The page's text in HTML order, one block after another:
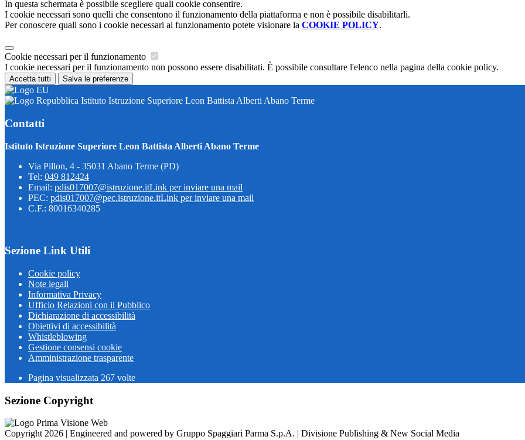
In questa schermata è possibile scegliere quali cookie consentire.
I cookie necessari sono quelli che consentono il funzionamento della piattaforma e non è possibile disabilitarli.
Per conoscere quali sono i cookie necessari al funzionamento potete visionare la COOKIE POLICY.
Cookie necessari per il funzionamento
I cookie necessari per il funzionamento non possono essere disabilitati. È possibile consultare l'elenco nella pagina della cookie policy.
Accetta tutti Salva le preferenze
Istituto Istruzione Superiore Leon Battista Alberti Abano Terme
Contatti
Istituto Istruzione Superiore Leon Battista Alberti Abano Terme
Via Pillon, 4 - 35031 Abano Terme (PD)
Tel: 049 812424
Email: pdis017007@istruzione.itLink per inviare una mail
PEC: pdis017007@pec.istruzione.itLink per inviare una mail
C.F.: 80016340285
Sezione Link Utili
Cookie policy
Note legali
Informativa Privacy
Ufficio Relazioni con il Pubblico
Dichiarazione di accessibilità
Obiettivi di accessibilità
Whistleblowing
Gestione consensi cookie
Amministrazione trasparente
Pagina visualizzata 267 volte
Sezione Copyright
Copyright 2026 | Engineered and powered by Gruppo Spaggiari Parma S.p.A. | Divisione Publishing & New Social Media